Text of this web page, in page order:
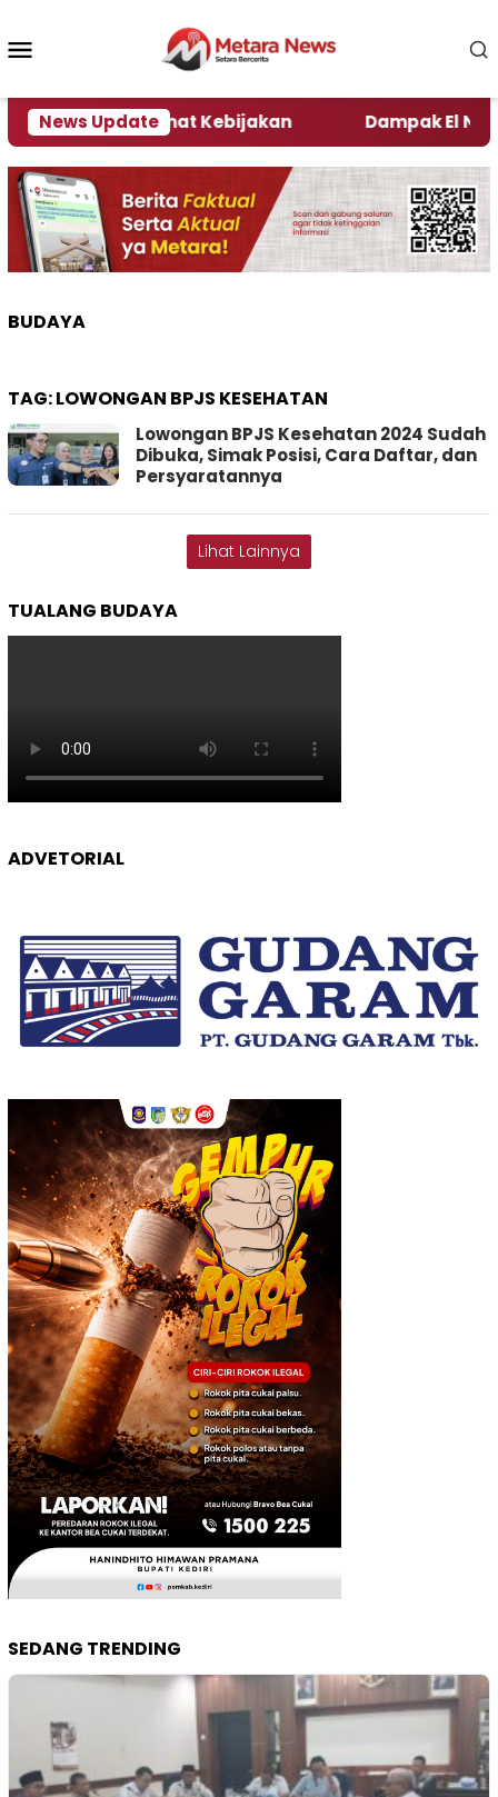
konten
News Update
Kata Pengamat Kebijakan Dampak El Nino,
BUDAYA
TAG:LOWONGAN BPJS KESEHATAN
Lowongan BPJS Kesehatan 2024 Sudah
Dibuka, Simak Posisi, Cara Daftar, dan
Persyaratannya
Lihat Lainnya
TUALANG BUDAYA
ADVETORIAL
SEDANG TRENDING